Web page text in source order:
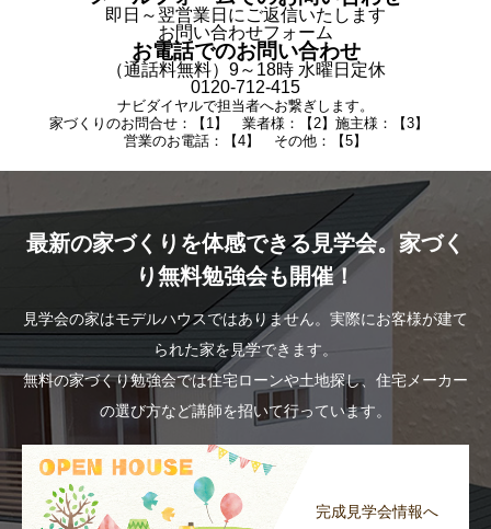
即日～翌営業日にご返信いたします
お問い合わせフォーム
お電話でのお問い合わせ
（通話料無料）9～18時 水曜日定休
0120-712-415
ナビダイヤルで担当者へお繋ぎします。
家づくりのお問合せ：【1】 業者様：【2】施主様：【3】
営業のお電話：【4】 その他：【5】
最新の家づくりを体感できる見学会。家づく
り無料勉強会も開催！
見学会の家はモデルハウスではありません。実際にお客様が建て
られた家を見学できます。
無料の家づくり勉強会では住宅ローンや土地探し、住宅メーカー
の選び方など講師を招いて行っています。
完成見学会情報へ